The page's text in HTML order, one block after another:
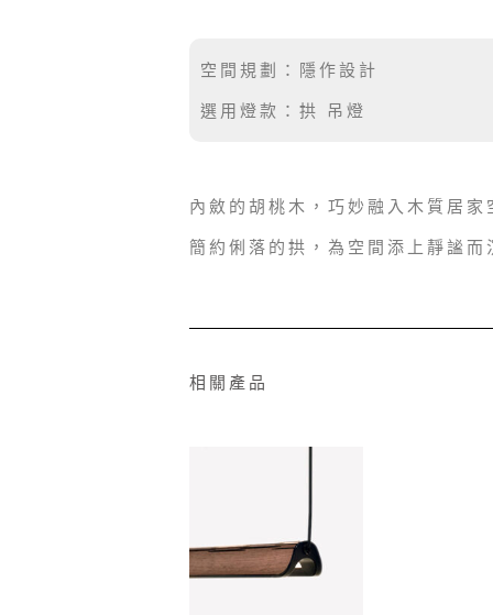
空間規劃：隱作設計
選用燈款：拱 吊燈
內斂的胡桃木，巧妙融入木質居家
簡約俐落的拱，為空間添上靜謐而
相關產品